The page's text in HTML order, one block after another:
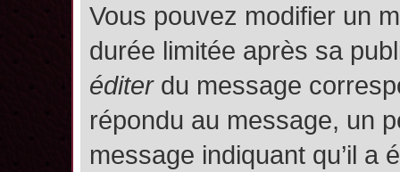
Vous pouvez modifier un
durée limitée après sa
éditerdu message
répondu au message, un
message indiquant qu’il a